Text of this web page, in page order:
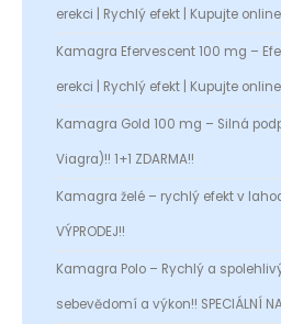
erekci | Rychlý efekt | Kupujte
Kamagra Efervescent 100 mg –
erekci | Rychlý efekt | Kupujte
Kamagra Gold 100 mg – Silná
Viagra)!! 1+1 ZDARMA!!
Kamagra želé – rychlý efekt v
VÝPRODEJ!!
Kamagra Polo – Rychlý a
sebevědomí a výkon!! SPECIÁLNÍ